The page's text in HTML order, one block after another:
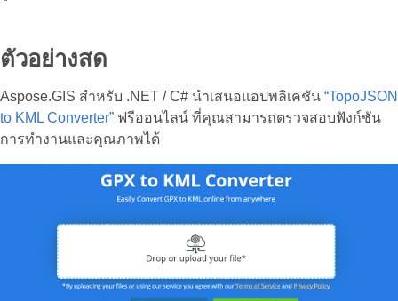
ตัวอย่างสด
Aspose.GIS สำหรับ .NET / C# นำเสนอแอปพลิเคชัน “TopoJSON
to KML Converter” ฟรีออนไลน์ ที่คุณสามารถตรวจสอบฟังก์ชัน
การทำงานและคุณภาพได้